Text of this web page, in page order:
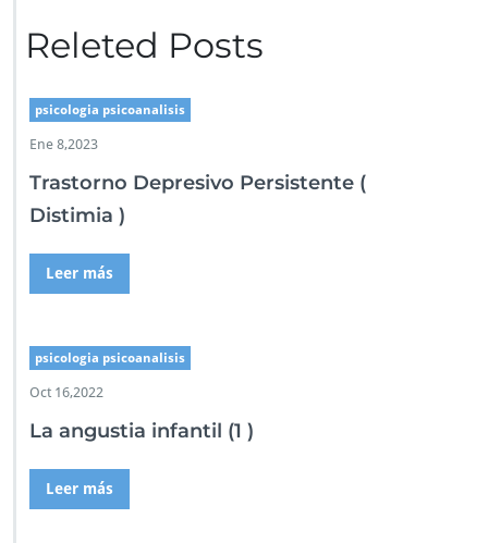
Releted Posts
psicologia psicoanalisis
Ene 8,2023
Trastorno Depresivo Persistente (
Distimia )
Leer más
psicologia psicoanalisis
Oct 16,2022
La angustia infantil (1 )
Leer más